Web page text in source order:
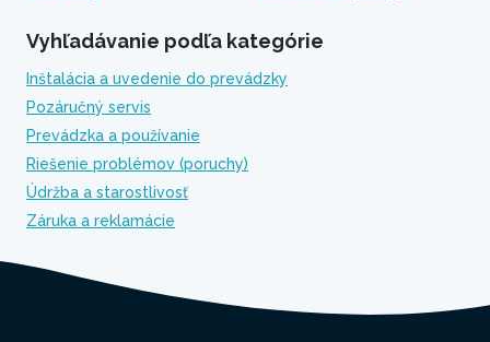
Vyhľadávanie podľa kategórie
Inštalácia a uvedenie do prevádzky
Pozáručný servis
Prevádzka a používanie
Riešenie problémov (poruchy)
Údržba a starostlivosť
Záruka a reklamácie